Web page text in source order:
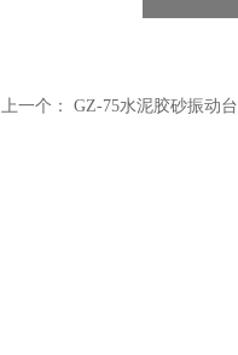
上一个： GZ-75水泥胶砂振动台